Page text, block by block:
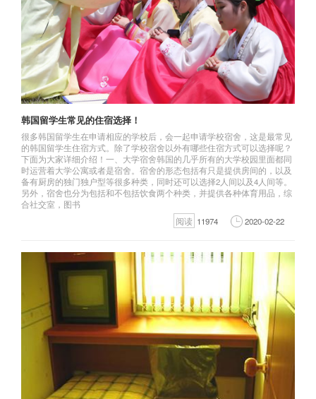
韩国留学生常见的住宿选择！
很多韩国留学生在申请相应的学校后，会一起申请学校宿舍，这是最常见
的韩国留学生住宿方式。除了学校宿舍以外有哪些住宿方式可以选择呢？
下面为大家详细介绍！一、大学宿舍韩国的几乎所有的大学校园里面都同
时运营着大学公寓或者是宿舍。宿舍的形态包括有只是提供房间的，以及
备有厨房的独门独户型等很多种类，同时还可以选择2人间以及4人间等。
另外，宿舍也分为包括和不包括饮食两个种类，并提供各种体育用品，综
合社交室，图书
阅读 11974 2020-02-22